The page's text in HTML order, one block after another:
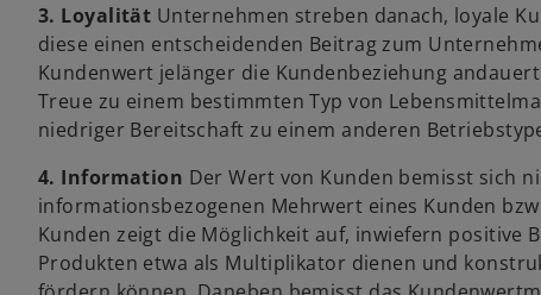
3. Loyalität Unternehmen streben danach, loyale
diese einen entscheidenden Beitrag zum
Kundenwert jelänger die Kundenbeziehung
Treue zu einem bestimmten Typ von
niedriger Bereitschaft zu einem anderen
4. Information Der Wert von Kunden bemisst sich
informationsbezogenen Mehrwert eines Kunden
Kunden zeigt die Möglichkeit auf, inwiefern positive
Produkten etwa als Multiplikator dienen und